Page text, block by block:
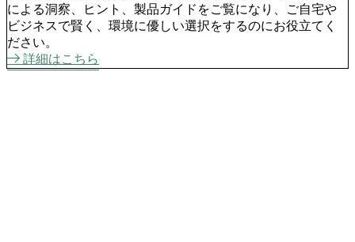
による洞察、ヒント、製品ガイドをご覧になり、ご自宅や
ビジネスで賢く、環境に優しい選択をするのにお役立てく
ださい。
詳細はこちら